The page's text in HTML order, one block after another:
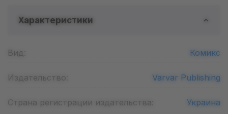
Характеристики
Вид: Комикс
Издательство: Varvar Publishing
Страна регистрации издательства: Украина